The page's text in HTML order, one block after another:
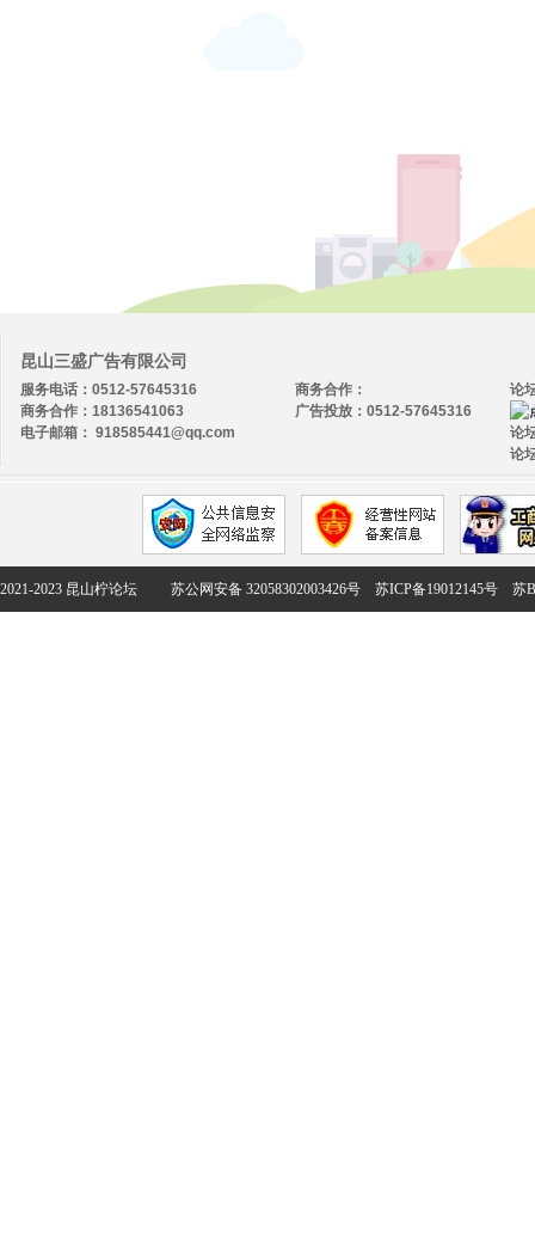
昆山三盛广告有限公司
服务电话：0512-57645316
商务合作：18136541063
电子邮箱： 918585441@qq.com
论
论
论
商务合作：
广告投放：0512-57645316
2021-2023 昆山柠论坛 苏公网安备 32058302003426号 苏ICP备19012145号 苏